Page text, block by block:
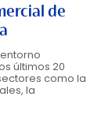
de
últimos 20
como la
la